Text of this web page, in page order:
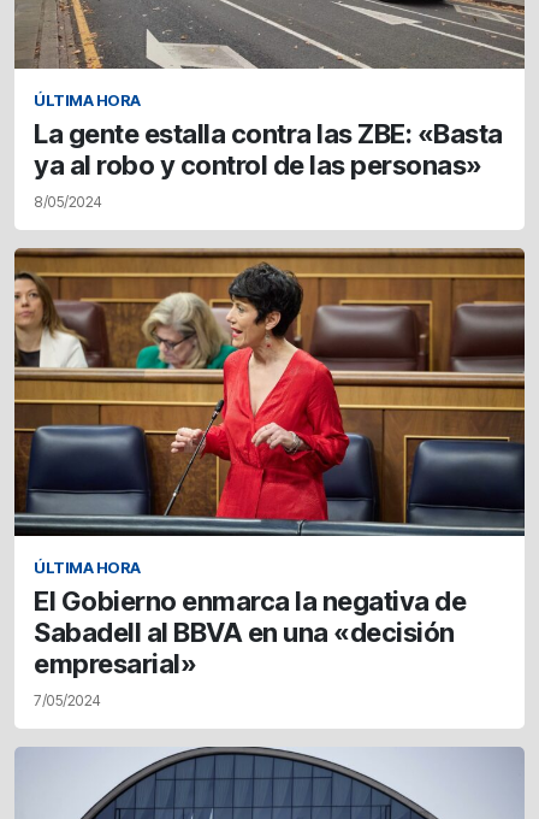
ÚLTIMA HORA
La gente estalla contra las ZBE: «Basta
ya al robo y control de las personas»
8/05/2024
ÚLTIMA HORA
El Gobierno enmarca la negativa de
Sabadell al BBVA en una «decisión
empresarial»
7/05/2024